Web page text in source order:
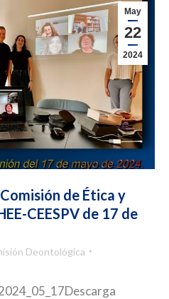
May
22
2024
de Ética y
CEESPV de 17 de
Deontológica